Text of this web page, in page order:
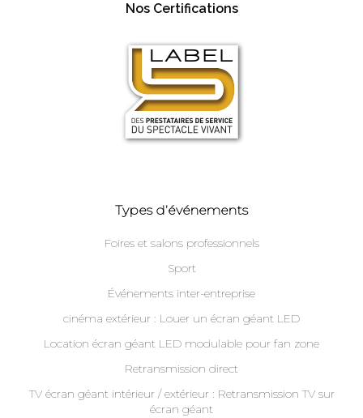
Nos Certifications
Types d’événements
Foires et salons professionnels
Sport
Événements inter-entreprise
cinéma extérieur : Louer un écran géant LED
Location écran géant LED modulable pour fan zone
Retransmission direct
TV écran géant intérieur / extérieur : Retransmission TV sur
écran géant